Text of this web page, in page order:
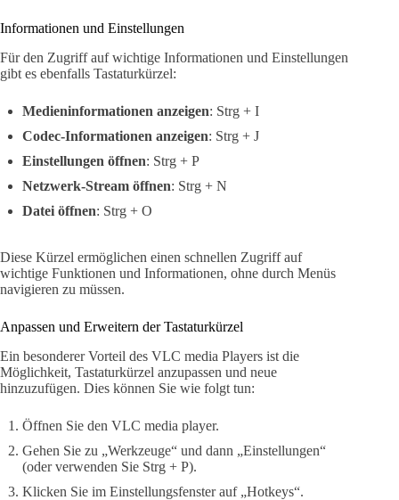
Informationen und Einstellungen
Für den Zugriff auf wichtige Informationen und Einstellungen
gibt es ebenfalls Tastaturkürzel:
Medieninformationen anzeigen: Strg + I
Codec-Informationen anzeigen: Strg + J
Einstellungen öffnen: Strg + P
Netzwerk-Stream öffnen: Strg + N
Datei öffnen: Strg + O
Diese Kürzel ermöglichen einen schnellen Zugriff auf
wichtige Funktionen und Informationen, ohne durch Menüs
navigieren zu müssen.
Anpassen und Erweitern der Tastaturkürzel
Ein besonderer Vorteil des VLC media Players ist die
Möglichkeit, Tastaturkürzel anzupassen und neue
hinzuzufügen. Dies können Sie wie folgt tun:
Öffnen Sie den VLC media player.
Gehen Sie zu „Werkzeuge“ und dann „Einstellungen“
(oder verwenden Sie Strg + P).
Klicken Sie im Einstellungsfenster auf „Hotkeys“.